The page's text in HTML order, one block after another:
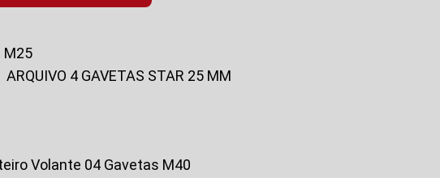
M25
ARQUIVO 4 GAVETAS STAR 25 MM
Volante 04 Gavetas M40